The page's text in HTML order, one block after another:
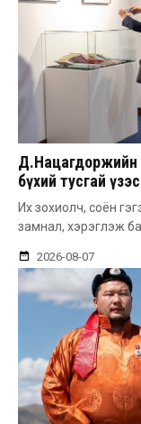
Д.Нацагдоржийн
бүхий тусгай
Их зохиолч, соён
замнал, хэрэглэж
2026-08-07